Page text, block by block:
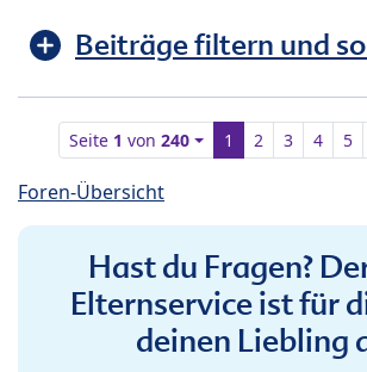
Beiträge filtern und
Seite 1 von240 1 2 3 4 5
Foren-Übersicht
Hast du Fragen?
Elternservice ist für
deinen Liebling